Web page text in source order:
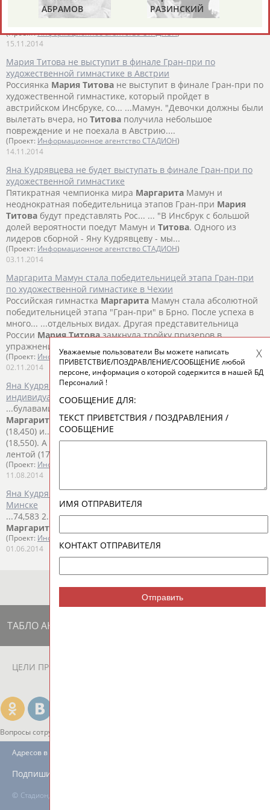
ноября стар... ...России на финальном этапе серии должна
(Проект:Информационное агентство СТАДИОН)
15.11.2014
Мария Титова не выступит в финале Гран-при по
художественной гимнастике в Австрии
Россиянка Мария Титова не выступит в финале Гран-при по
художественной гимнастике, который пройдет в
австрийском Инсбруке, со... ...Мамун. "Девочки должны были
вылетать вчера, но Титова получила небольшое
повреждение и не поехала в Австрию....
(Проект: Информационное агентство СТАДИОН)
14.11.2014
Яна Кудрявцева не будет выступать в финале Гран-при по
художественной гимнастике
Пятикратная чемпионка мира Маргарита Мамун и
неоднократная победительница этапов Гран-при Мария
Титова будут представлять Рос... ... "В Инсбрук с большой
долей вероятности поедут Мамун и Титова. Одного из
лидеров сборной - Яну Кудрявцеву - мы...
(Проект: Информационное агентство СТАДИОН)
03.11.2014
Маргарита Мамун стала победительницей этапа Гран-при
по художественной гимнастике в Чехии
Российская гимнастка Маргарита Мамун стала абсолютной
победительницей этапа "Гран-при" в Брно. После успеха в
много... ...отдельных видах. Другая представительница
России Мария Титовазамкнула тройку призеров в
упражнениях с обручем и...
(Проект: Информационное агентство СТАДИОН)
02.11.2014
Яна Кудрявцева выиграла все четыре золота в
индивидуальных упражнениях на этапе Кубка мира
...булавами (18,800) и лентой (18,650). Еще одна россиянка
Маргарита
Мамун стала второй в упражнениях с мячом
(18,450) и... ...в упражнениях с мячом (18,450) и булавами
(18,550). А
Мария Титовазавоевала бронзу в упражнении с
лентой (17,650). ...
(Проект: Информационное агентство СТАДИОН
11.08.2014
Яна Кудрявцева выиграла многоборье на этапе Кубка мира в
Минске
...74,583 2. Мелитина Станюта (Беларусь) – 72,866 3.
Маргарита
(Проект: Информационное агентство СТАДИОН
01.06.2014
ТАБЛО АКТИВНОСТИ
ЦЕЛИ ПРОЕКТА
Вопросы сотрудничества и совместной деятельности
© Стадион, 1998-2026
Адресов в новостной рассылке: 996
Подпишись
РАЗИНСКИЙ
ЗИНЧЕНКО
Уважаемые пользователи Вы можете написать
ПРИВЕТСТВИЕ/ПОЗДРАВЛЕНИЕ/СООБЩЕНИЕ любой
персоне, информация о которой содержится в нашей БД
Персоналий !
СООБЩЕНИЕ ДЛЯ:
ТЕКСТ ПРИВЕТСТВИЯ / ПОЗДРАВЛЕНИЯ /
СООБЩЕНИЕ
ИМЯ ОТПРАВИТЕЛЯ
КОНТАКТ ОТПРАВИТЕЛЯ
Отправить